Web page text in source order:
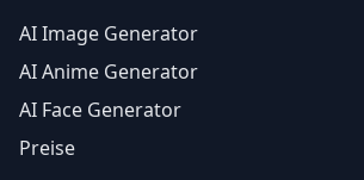
AI Image Generator
AI Anime Generator
AI Face Generator
Preise